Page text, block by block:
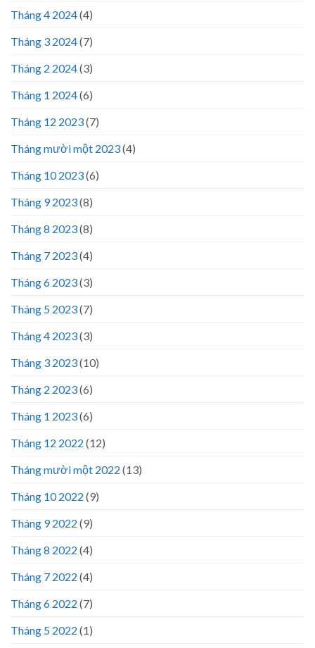
Tháng 4 2024(4)
Tháng 3 2024(7)
Tháng 2 2024(3)
Tháng 1 2024(6)
Tháng 12 2023(7)
Tháng mười một 2023(4)
Tháng 10 2023(6)
Tháng 9 2023(8)
Tháng 8 2023(8)
Tháng 7 2023(4)
Tháng 6 2023(3)
Tháng 5 2023(7)
Tháng 4 2023(3)
Tháng 3 2023(10)
Tháng 2 2023(6)
Tháng 1 2023(6)
Tháng 12 2022 (12)
Tháng mười một 2022 (13)
Tháng 10 2022 (9)
Tháng 9 2022 (9)
Tháng 8 2022 (4)
Tháng 7 2022 (4)
Tháng 6 2022 (7)
Tháng 5 2022 (1)